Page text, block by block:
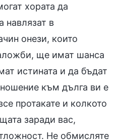
хората да
навлязат в
онези, които
ще имат шанса
истината и да бъдат
към дълга ви е
протакате и колкото
заради вас,
Не обмисляте